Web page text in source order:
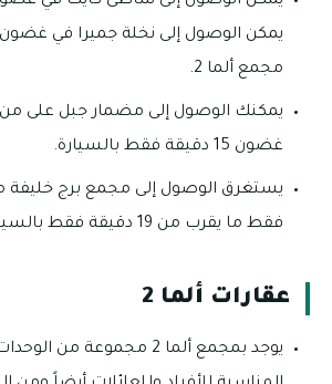
مجمع ألما 2.
غضون 15 دقيقة فقط بالسيارة.
فقط ما يقرب من 19 دقيقة فقط بالسيارة.
عقارات ألما 2
يوجد بمجمع ألما 2 مجموعة